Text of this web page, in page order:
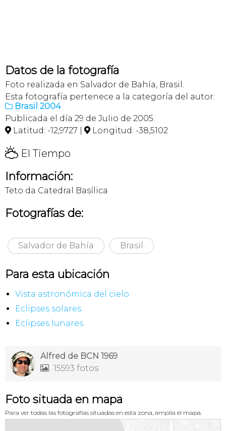
Datos de la fotografía
Foto realizada en Salvador de Bahía, Brasil.
Esta fotografía pertenece a la categoría del autor:
 Brasil 2004
Publicada el día 29 de Julio de 2005.
 Latitud: -12,9727 |  Longitud: -38,5102
H El Tiempo
Información:
Teto da Catedral Basílica
Fotografías de:
Salvador de Bahía Brasil
Para esta ubicación
Vista astronómica del cielo
Eclipses solares
Eclipses lunares
Alfred de BCN 1969
 15593 fotos
Foto situada en mapa
Para ver todas las fotografías situadas en esta zona, amplía el mapa.